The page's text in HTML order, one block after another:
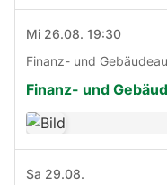
Mi 26.08. 19:30
Finanz- und
Finanz- und
Sa 29.08.